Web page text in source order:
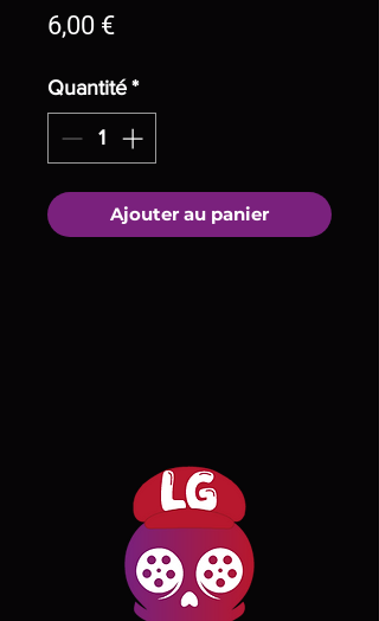
6,00 €Prix
Quantité *
Ajouter au panier